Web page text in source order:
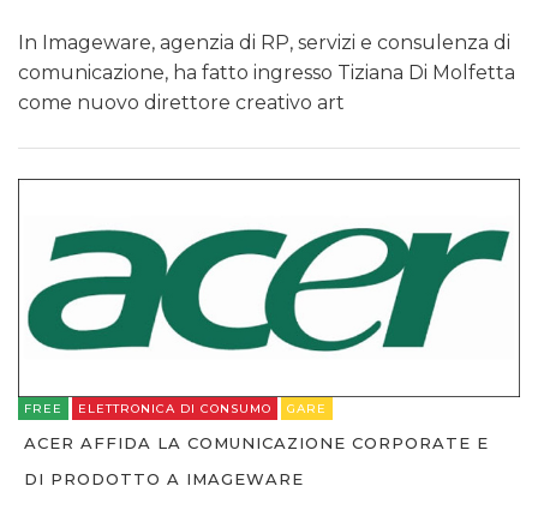
In Imageware, agenzia di RP, servizi e consulenza di
comunicazione, ha fatto ingresso Tiziana Di Molfetta
come nuovo direttore creativo art
FREE ELETTRONICA DI CONSUMO GARE
ACER AFFIDA LA COMUNICAZIONE CORPORATE E
DI PRODOTTO A IMAGEWARE